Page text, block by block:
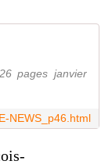
pages janvier
NEWS_p46.html